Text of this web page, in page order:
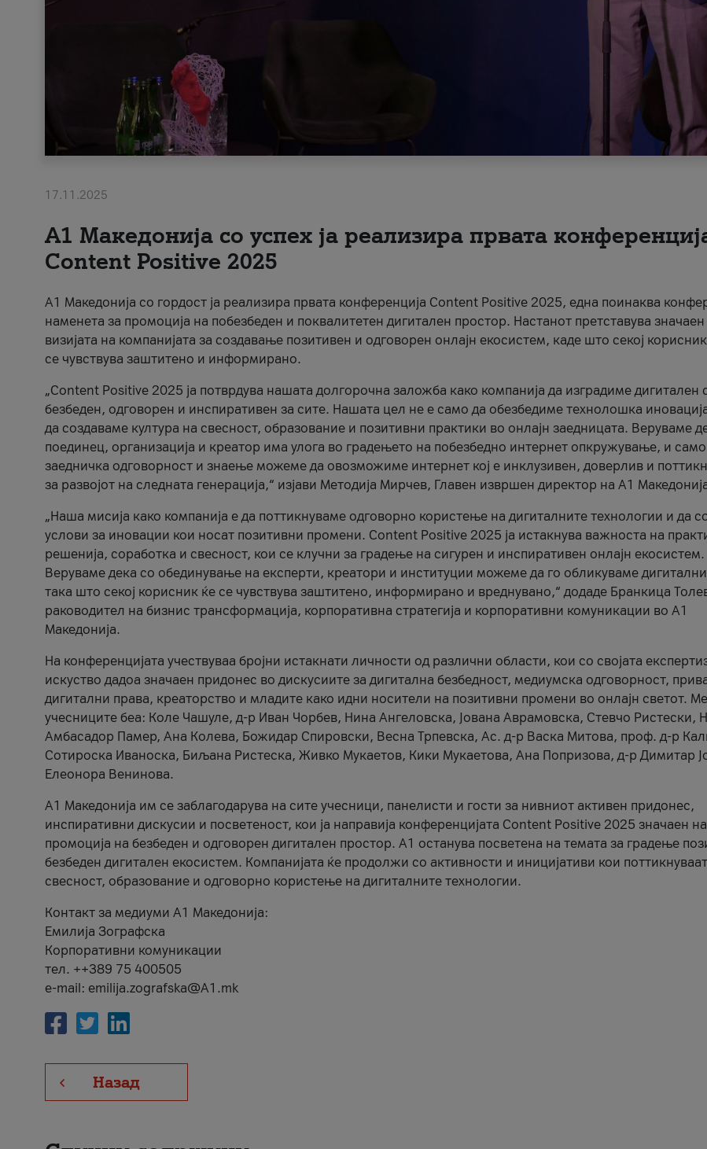
17.11.2025
А1 Македонија со успех ја реализира првата
Content Positive 2025
А1 Македонија со гордост ја реализира првата конференција Content Positive 2025, една поинаква
наменета за промоција на побезбеден и поквалитетен дигитален простор. Настанот претставува
визијата на компанијата за создавање позитивен и одговорен онлајн екосистем, каде што секој
се чувствува заштитено и информирано.
„Content Positive 2025 ја потврдува нашата долгорочна заложба како компанија да изградиме дигитален
безбеден, одговорен и инспиративен за сите. Нашата цел не е само да обезбедиме технолошка
да создаваме култура на свесност, образование и позитивни практики во онлајн заедницата. Веруваме
поединец, организација и креатор има улога во градењето на побезбедно интернет опкружување, и
заедничка одговорност и знаење можеме да овозможиме интернет кој е инклузивен, доверлив и
за развојот на следната генерација,“ изјави Методија Мирчев, Главен извршен директор на А1
„Наша мисија како компанија е да поттикнуваме одговорно користење на дигиталните технологии и да
услови за иновации кои носат позитивни промени. Content Positive 2025 ја истакнува важноста на
решенија, соработка и свесност, кои се клучни за градење на сигурен и инспиративен онлајн екосистем.
Веруваме дека со обединување на експерти, креатори и институции можеме да го обликуваме
така што секој корисник ќе се чувствува заштитено, информирано и вреднувано,“ додаде Бранкица
раководител на бизнис трансформација, корпоративна стратегија и корпоративни комуникации во А1
Македонија.
На конференцијата учествуваа бројни истакнати личности од различни области, кои со својата
искуство дадоа значаен придонес во дискусиите за дигитална безбедност, медиумска одговорност,
дигитални права, креаторство и младите како идни носители на позитивни промени во онлајн светот.
учесниците беа: Коле Чашуле, д-р Иван Чорбев, Нина Ангеловска, Јована Аврамовска, Стевчо Ристески,
Амбасадор Памер, Ана Колева, Божидар Спировски, Весна Трпевска, Ас. д-р Васка Митова, проф. д-р
Сотироска Иваноска, Биљана Ристеска, Живко Мукаетов, Кики Мукаетова, Ана Попризова, д-р Димитар
Елеонора Венинова.
А1 Македонија им се заблагодарува на сите учесници, панелисти и гости за нивниот активен придонес,
инспиративни дискусии и посветеност, кои ја направија конференцијата Content Positive 2025 значаен
промоција на безбеден и одговорен дигитален простор. А1 останува посветена на темата за градење
безбеден дигитален екосистем. Компанијата ќе продолжи со активности и иницијативи кои поттикнуваат
свесност, образование и одговорно користење на дигиталните технологии.
Контакт за медиуми А1 Македонија:
Емилија Зографска
Корпоративни комуникации
тел. ++389 75 400505
e-mail: emilija.zografska@A1.mk
Назад